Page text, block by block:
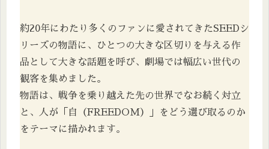
約20年にわたり多くのファンに愛されてきたSEEDシ
リーズの物語に、ひとつの大きな区切りを与える作
品として大きな話題を呼び、劇場では幅広い世代の
観客を集めました。
物語は、戦争を乗り越えた先の世界でなお続く対立
と、人が「自（FREEDOM）」をどう選び取るのか
をテーマに描かれます。